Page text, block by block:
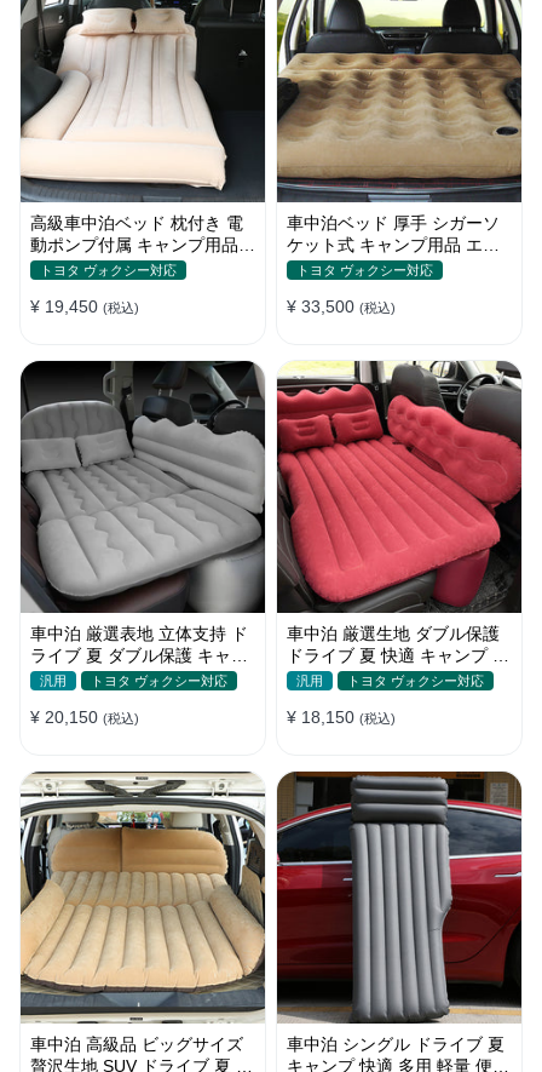
高級車中泊ベッド 枕付き 電
動ポンプ付属 キャンプ用品
エアーベッド 普通車 SUV
トヨタ ヴォクシー対応
¥ 19,450 (税込)
車中泊ベッド 厚手 シガーソ
ケット式 キャンプ用品 エア
ーベッド 収納袋付き 普通車
トヨタ ヴォクシー対応
¥ 33,500 (税込)
車中泊 厳選表地 立体支持 ド
ライブ 夏 ダブル保護 キャン
プ 旅行 収納便利 取付簡単 全
汎用 トヨタ ヴォクシー対応
¥ 20,150 (税込)
車中泊 厳選生地 ダブル保護
ドライブ 夏 快適 キャンプ 旅
行 収納便利 全車種 多色 エア
汎用 トヨタ ヴォクシー対応
¥ 18,150 (税込)
車中泊 高級品 ビッグサイズ
贅沢生地 SUV ドライブ 夏 快
車中泊 シングル ドライブ 夏
キャンプ 快適 多用 軽量 便利